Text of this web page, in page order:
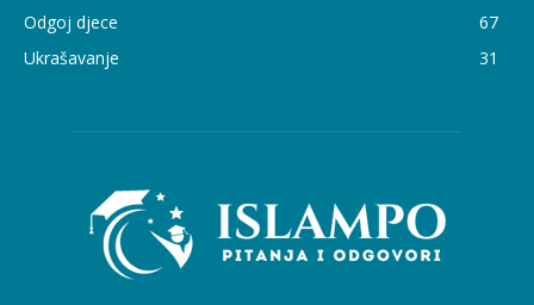
Odgoj djece
67
Ukrašavanje
31